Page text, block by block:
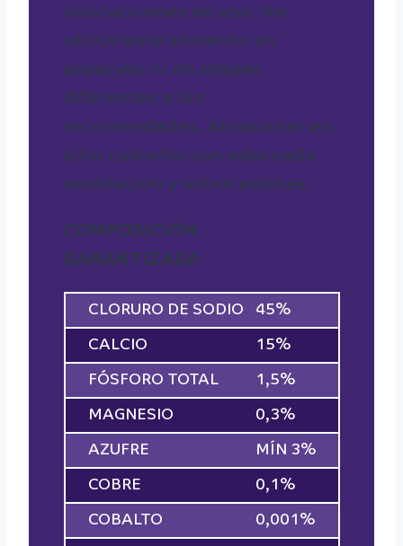
instrucciones de uso. No
utilice este alimento en
especies, ni en etapas
diferentes a las
recomendadas. Almacenar en
sitio cubierto con adecuada
ventilación y sobre estibas.
COMPOSICIÓN
GARANTIZADA
CLORURO DE SODIO 45%
CALCIO 15%
FÓSFORO TOTAL 1,5%
MAGNESIO 0,3%
AZUFRE MÍN 3%
COBRE 0,1%
COBALTO 0,001%